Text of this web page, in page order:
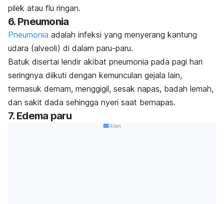
pilek atau flu ringan.
6. Pneumonia
Pneumonia adalah infeksi yang menyerang kantung
udara (alveoli) di dalam paru-paru.
Batuk disertai lendir akibat pneumonia pada pagi hari
seringnya diikuti dengan kemunculan gejala lain,
termasuk demam, menggigil, sesak napas, badah lemah,
dan sakit dada sehingga nyeri saat bernapas.
7. Edema paru
Iklan